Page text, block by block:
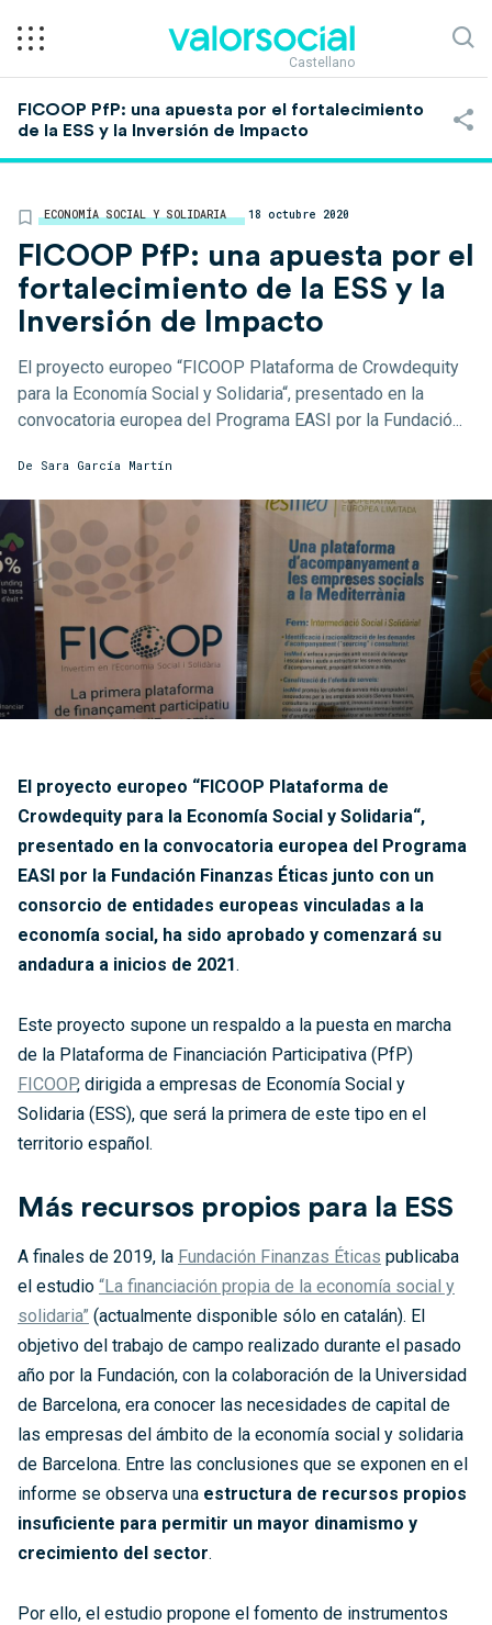
Castellano
FICOOP PfP: una apuesta por el fortalecimiento
de la ESS y la Inversión de Impacto
ECONOMÍA SOCIAL Y SOLIDARIA 18 octubre 2020
FICOOP PfP: una apuesta por el
fortalecimiento de la ESS y la
Inversión de Impacto
El proyecto europeo “FICOOP Plataforma de Crowdequity
para la Economía Social y Solidaria“, presentado en la
convocatoria europea del Programa EASI por la Fundació...
De Sara García Martín
El proyecto europeo “FICOOP Plataforma de
Crowdequity para la Economía Social y Solidaria“,
presentado en la convocatoria europea del Programa
EASI por la Fundación Finanzas Éticas junto con un
consorcio de entidades europeas vinculadas a la
economía social, ha sido aprobado y comenzará su
andadura a inicios de 2021.
Este proyecto supone un respaldo a la puesta en marcha
de la Plataforma de Financiación Participativa (PfP)
FICOOP, dirigida a empresas de Economía Social y
Solidaria (ESS), que será la primera de este tipo en el
territorio español.
Más recursos propios para la ESS
A finales de 2019, la Fundación Finanzas Éticas publicaba
el estudio “La financiación propia de la economía social y
solidaria” (actualmente disponible sólo en catalán). El
objetivo del trabajo de campo realizado durante el pasado
año por la Fundación, con la colaboración de la Universidad
de Barcelona, era conocer las necesidades de capital de
las empresas del ámbito de la economía social y solidaria
de Barcelona. Entre las conclusiones que se exponen en el
informe se observa una estructura de recursos propios
insuficiente para permitir un mayor dinamismo y
crecimiento del sector.
Por ello, el estudio propone el fomento de instrumentos